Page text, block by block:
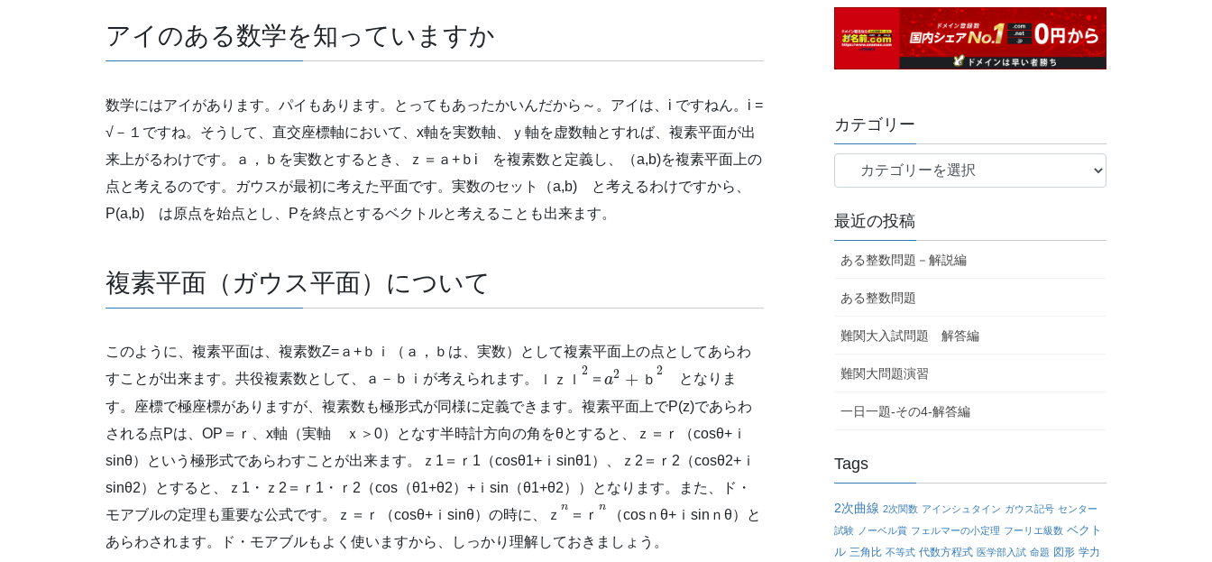
アイのある数学を知っていますか
数学にはアイがあります。パイもあります。とってもあったかいんだから～。アイは、i ですねん。i =
√－１ですね。そうして、直交座標軸において、x軸を実数軸、ｙ軸を虚数軸とすれば、複素平面が出
来上がるわけです。ａ，ｂを実数とするとき、ｚ＝ａ+ｂi を複素数と定義し、（a,b)を複素平面上の
点と考えるのです。ガウスが最初に考えた平面です。実数のセット（a,b) と考えるわけですから、
P(a,b) は原点を始点とし、Pを終点とするベクトルと考えることも出来ます。
複素平面（ガウス平面）について
このように、複素平面は、複素数Z=ａ+ｂｉ（ａ，ｂは、実数）として複素平面上の点としてあらわ
すことが出来ます。共役複素数として、ａ－ｂｉが考えられます。
ｌ ｚ ｌ
2
＝ a2 + ｂ
2
となりま
す。座標で極座標がありますが、複素数も極形式が同様に定義できます。複素平面上でP(z)であらわ
される点Pは、OP＝ｒ、x軸（実軸 ｘ＞0）となす半時計方向の角をθとすると、ｚ＝ｒ（cosθ+ｉ
sinθ）という極形式であらわすことが出来ます。ｚ1＝ｒ1（cosθ1+ｉsinθ1）、ｚ2＝ｒ2（cosθ2+ｉ
sinθ2）とすると、ｚ1・ｚ2＝ｒ1・ｒ2（cos（θ1+θ2）+ｉsin（θ1+θ2））となります。また、ド・
モアブルの定理も重要な公式です。ｚ＝ｒ（cosθ+ｉsinθ）の時に、
ｚ n ＝ ｒ n
（cosｎθ+ｉsinｎθ）と
あらわされます。ド・モアブルもよく使いますから、しっかり理解しておきましょう。
カテゴリー
最近の投稿
ある整数問題－解説編
ある整数問題
難関大入試問題 解答編
難関大問題演習
一日一題-その4-解答編
Tags
2次曲線 2次関数 アインシュタイン ガウス記号 センター
試験 ノーベル賞 フェルマーの小定理 フーリエ級数 ベクト
ル 三角比 不等式 代数方程式 医学部入試 命題 図形 学力